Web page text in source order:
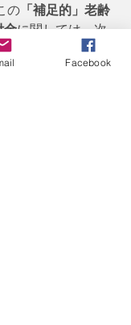
「補足的」老齢
金に関しては、次
援
体的な金
Facebook